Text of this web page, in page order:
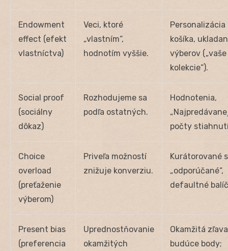
Endowment
effect (efekt
vlastníctva)
Veci, ktoré
„vlastním“,
hodnotím vyššie.
Personalizácia
košíka,
výberov („vaše
kolekcie“).
Social proof
(sociálny
dôkaz)
Rozhodujeme sa
podľa ostatných.
Hodnotenia,
počty
Choice
overload
(preťaženie
výberom)
Priveľa možností
znižuje konverziu.
Kurátorované
„odporúčané“,
defaultné
Present bias
(preferencia
Uprednostňovanie
okamžitých
Okamžitá
budúce body;